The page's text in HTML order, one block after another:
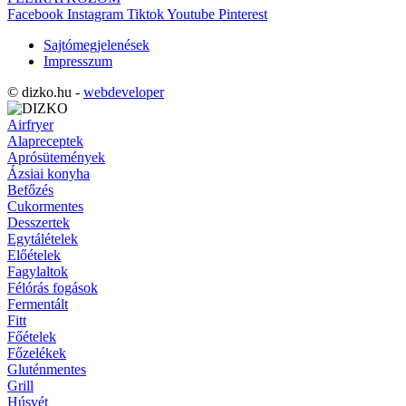
Facebook Instagram TiktokYoutube Pinterest
Sajtómegjelenések
Impresszum
© dizko.hu - webdeveloper
Airfryer
Alapreceptek
Aprósütemények
Ázsiai konyha
Befőzés
Cukormentes
Desszertek
Egytálételek
Előételek
Fagylaltok
Félórás fogások
Fermentált
Fitt
Főételek
Főzelékek
Gluténmentes
Grill
Húsvét